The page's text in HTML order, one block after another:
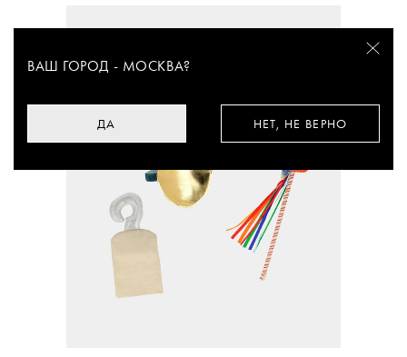
ВАШ ГОРОД - МОСКВА?
ДА НЕТ, НЕ ВЕРНО